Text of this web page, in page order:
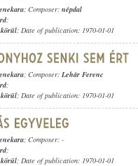
; Composer: népdal
;
körül; Date of publication: 1970-01-01
; Composer: Lehár Ferenc
;
körül; Date of publication: 1970-01-01
; Composer: -
;
körül; Date of publication: 1970-01-01